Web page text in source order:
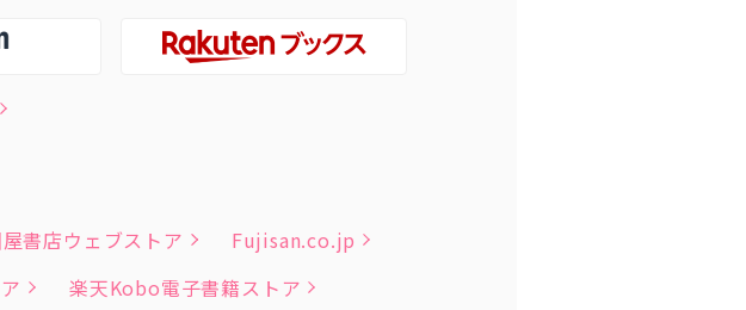
書店ウェブストア
Fujisan.co.jp
楽天Kobo電子書籍ストア